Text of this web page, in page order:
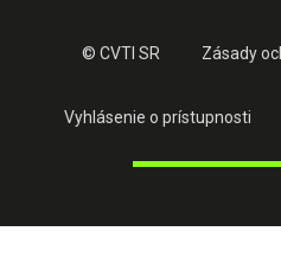
© CVTI SR Zásady
Vyhlásenie o prístupnosti